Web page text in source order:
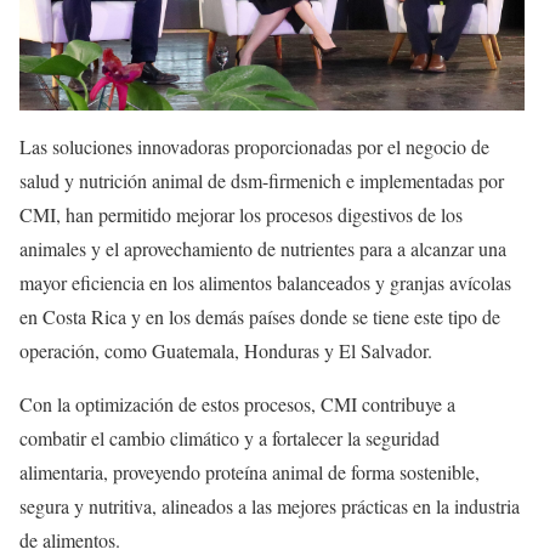
Las soluciones innovadoras proporcionadas por el negocio de
salud y nutrición animal de dsm-firmenich e implementadas por
CMI, han permitido mejorar los procesos digestivos de los
animales y el aprovechamiento de nutrientes para a alcanzar una
mayor eficiencia en los alimentos balanceados y granjas avícolas
en Costa Rica y en los demás países donde se tiene este tipo de
operación, como Guatemala, Honduras y El Salvador.
Con la optimización de estos procesos, CMI contribuye a
combatir el cambio climático y a fortalecer la seguridad
alimentaria, proveyendo proteína animal de forma sostenible,
segura y nutritiva, alineados a las mejores prácticas en la industria
de alimentos.